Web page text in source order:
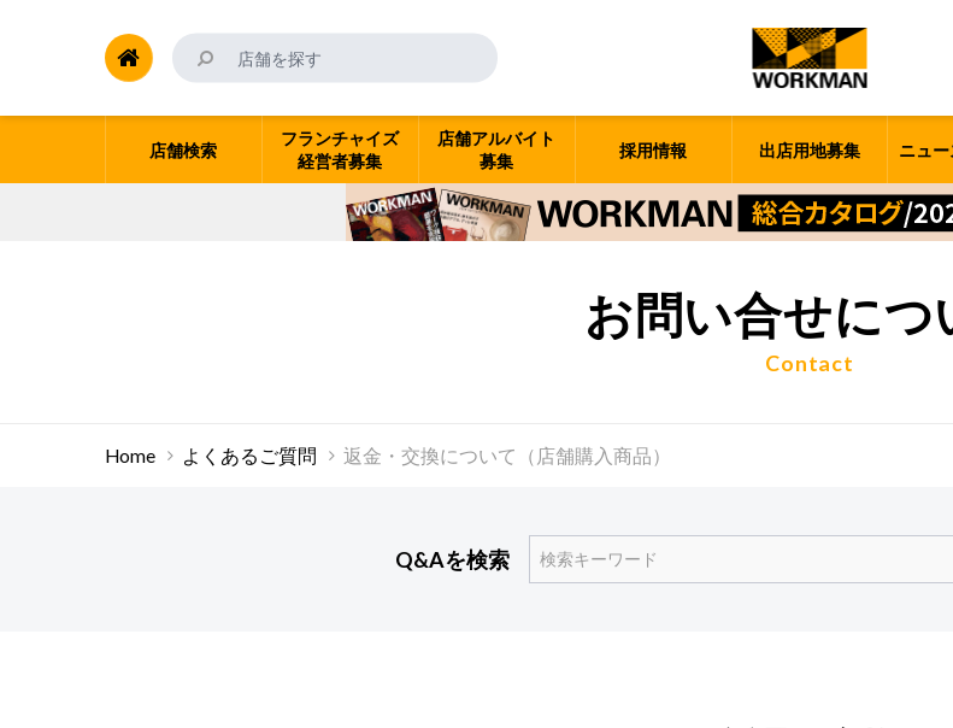
フランチャイズ
経営者募集
店舗検索
店舗アルバイト
募集
採用情報 出店用地募集 ニュ
お問い合せにつ
Contact
Home よくあるご質問 返金・交換について（店舗購入商品）
Q&Aを検索